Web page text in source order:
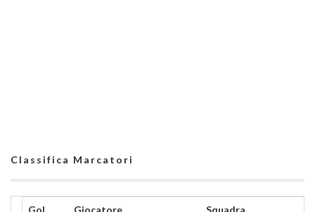
Classifica Marcatori
Gol Giocatore Squadra